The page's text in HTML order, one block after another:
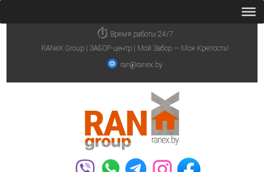
Время работы 24/7
RANeX Group | ЗАБОР-центр | Мой Забор — Моя Крепость!
ran@ranex.by